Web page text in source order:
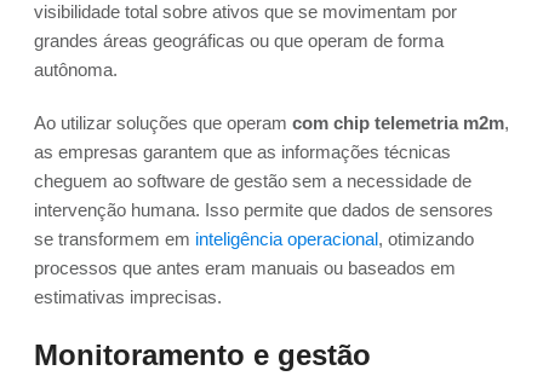
visibilidade total sobre ativos que se movimentam por
grandes áreas geográficas ou que operam de forma
autônoma.
Ao utilizar soluções que operam com chip telemetria m2m,
as empresas garantem que as informações técnicas
cheguem ao software de gestão sem a necessidade de
intervenção humana. Isso permite que dados de sensores
se transformem em inteligência operacional, otimizando
processos que antes eram manuais ou baseados em
estimativas imprecisas.
Monitoramento e gestão